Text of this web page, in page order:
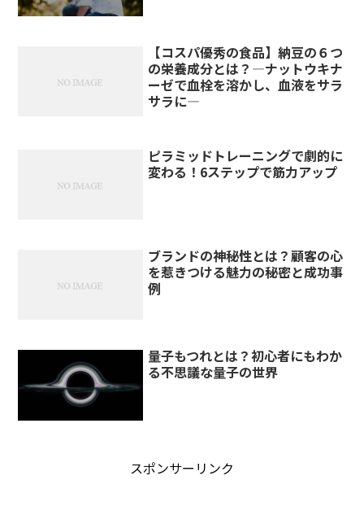
【コスパ優秀の食品】納豆の６つ
の栄養成分とは？―ナットウキナ
ーゼで血栓を溶かし、血液をサラ
サラに―
ピラミッドトレーニングで劇的に
変わる！6ステップで筋力アップ
ブランドの神秘性とは？顧客の心
を惹きつける魅力の秘密と成功事
例
量子もつれとは？初心者にもわか
る不思議な量子の世界
スポンサーリンク